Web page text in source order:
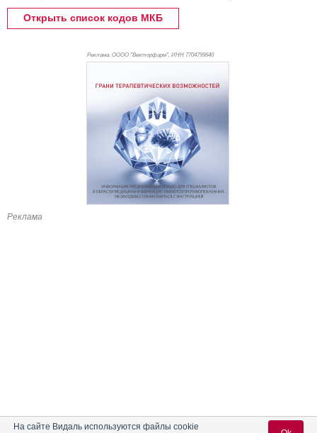
Открыть список кодов МКБ
Реклама. ОООО "Векторфарм", ИНН 7704799640
Реклама
На сайте Видаль используются файлы cookie